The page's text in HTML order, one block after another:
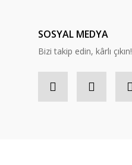
SOSYAL MEDYA
Bizi takip edin, kârlı çıkın!